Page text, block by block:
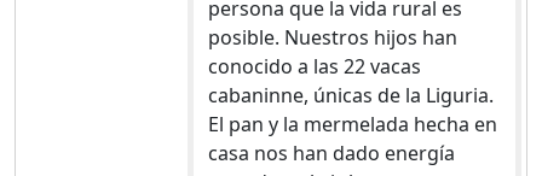
persona que la vida rural es
posible. Nuestros hijos han
conocido a las 22 vacas
cabaninne, únicas de la Liguria.
El pan y la mermelada hecha en
casa nos han dado energía